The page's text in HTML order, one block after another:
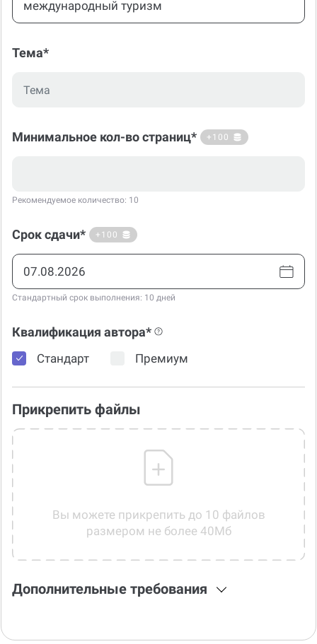
Тема*
Минимальное кол-во страниц* +100
Рекомендуемое количество: 10
Срок сдачи* +100
Стандартный срок выполнения: 10 дней
Квалификация автора*
Стандарт Премиум
Прикрепить файлы
Вы можете прикрепить до 10 файлов
размером не более 40Мб
Дополнительные требования